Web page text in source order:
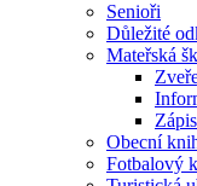
Senioři
Důležité
Mateřská
Obecní
Fotbalový